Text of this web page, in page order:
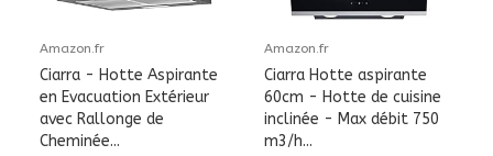
Amazon.fr
Ciarra - Hotte Aspirante
en Evacuation Extérieur
avec Rallonge de
Cheminée...
Amazon.fr
Ciarra Hotte aspirante
60cm - Hotte de cuisine
inclinée - Max débit 750
m3/h...